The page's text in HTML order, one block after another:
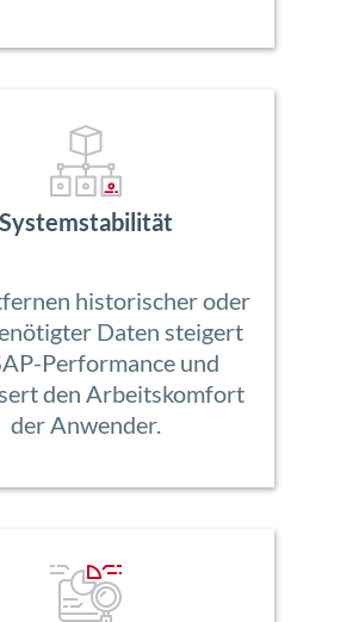
Systemstabilität
historischer oder
Daten steigert
Performance und
den Arbeitskomfort
der Anwender.